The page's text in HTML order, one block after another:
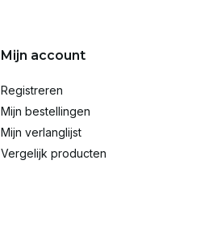
Mijn account
Registreren
Mijn bestellingen
Mijn verlanglijst
Vergelijk producten